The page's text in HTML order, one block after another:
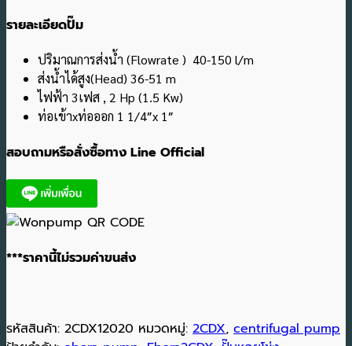
รายละเอียดปั๊ม
ปริมาณการส่งน้ำ (Flowrate ) 40-150 l/m
ส่งน้ำได้สูง(Head) 36-51 m
ไฟฟ้า 3เฟส , 2 Hp (1.5 Kw)
ท่อเข้าxท่อออก 1 1/4″x 1″
สอบถามหรือสั่งซื้อทาง Line Official
***ราคานี้ไม่รวมค่าขนส่ง
รหัสสินค้า: 2CDX12020 หมวดหมู่: 2CDX, centrifugal pump